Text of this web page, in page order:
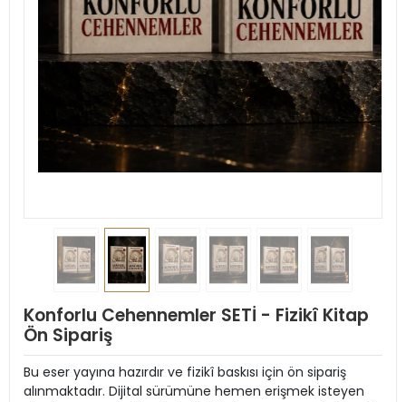
Konforlu Cehennemler SETİ - Fizikî Kitap
Ön Sipariş
Bu eser yayına hazırdır ve fizikî baskısı için ön sipariş
alınmaktadır. Dijital sürümüne hemen erişmek isteyen